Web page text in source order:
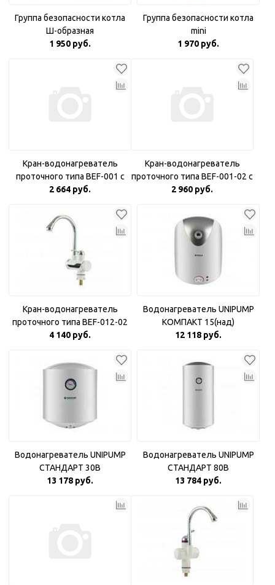
Группа безопасности котла
Ш-образная
1 950 руб.
Группа безопасности котла
mini
1 970 руб.
Кран-водонагреватель
проточного типа BEF-001 с
дисплеем и жестким
2 664 руб.
Кран-водонагреватель
проточного типа BEF-001-02 с
дисплеем и гибким изливом
2 960 руб.
Кран-водонагреватель
проточного типа BEF-012-02
4 140 руб.
Водонагреватель UNIPUMP
КОМПАКТ 15(над)
12 118 руб.
Водонагреватель UNIPUMP
СТАНДАРТ 30В
13 178 руб.
Водонагреватель UNIPUMP
СТАНДАРТ 80В
13 784 руб.